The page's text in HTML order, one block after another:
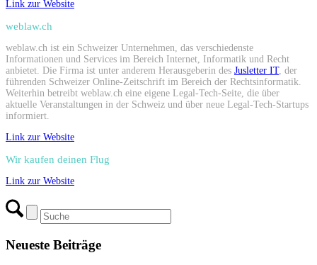
Link zur Website
weblaw.ch
weblaw.ch ist ein Schweizer Unternehmen, das verschiedenste
Informationen und Services im Bereich Internet, Informatik und Recht
anbietet. Die Firma ist unter anderem Herausgeberin des Jusletter IT, der
führenden Schweizer Online-Zeitschrift im Bereich der Rechtsinformatik.
Weiterhin betreibt weblaw.ch eine eigene Legal-Tech-Seite, die über
aktuelle Veranstaltungen in der Schweiz und über neue Legal-Tech-Startups
informiert.
Link zur Website
Wir kaufen deinen Flug
Link zur Website
Neueste Beiträge